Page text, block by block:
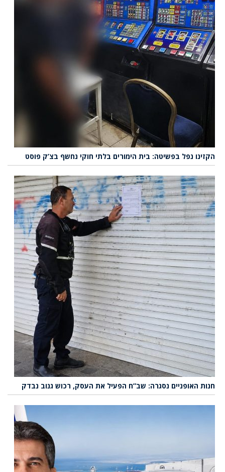
הקזינו נפל בפשיטה: בית הימורים בלתי חוקי נחשף בצ’ק פוסט
חנות האופניים נסגרה: שב”ח הפעיל את העסק, רכוש גנוב נבדק